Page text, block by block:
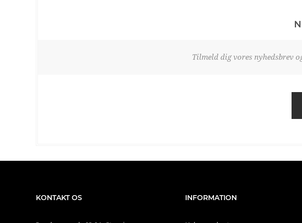
Tilmeld dig vores nyhedsbrev
KONTAKT OS INFORMATION